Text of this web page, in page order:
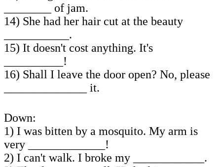
________ of jam.
14) She had her hair cut at the beauty
___________.
15) It doesn't cost anything. It's
__________!
16) Shall I leave the door open? No, please
______________ it.
Down:
1) I was bitten by a mosquito. My arm is
very _____________!
2) I can't walk. I broke my ____________.